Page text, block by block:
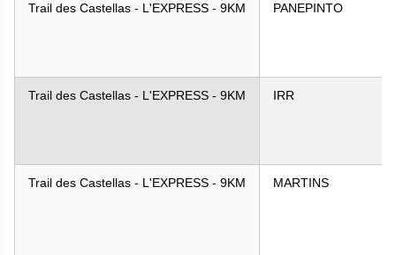
Trail des Castellas - L'EXPRESS - 9KM PANEPINTO
Trail des Castellas - L'EXPRESS - 9KM IRR
Trail des Castellas - L'EXPRESS - 9KM MARTINS